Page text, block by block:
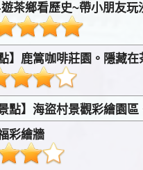
茶鄉看歷史~帶小朋友玩
】鹿篙咖啡莊園。隱藏
點】海盜村景觀彩繪園
彩繪牆